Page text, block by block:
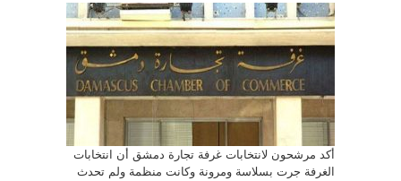
التنفيذي
القديم
مستمر
حتى
24
الشهر
القادم..
انتخابات
غرفة
تجارة
دمشق
بسلاسة
مغلقة
أكد مرشحون لانتخابات غرفة تجارة دمشق أن انتخابات
الغرفة جرت بسلاسة ومرونة وكانت منظمة ولم تحدث